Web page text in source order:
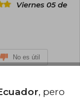
Viernes 05 de
No es útil
, pero